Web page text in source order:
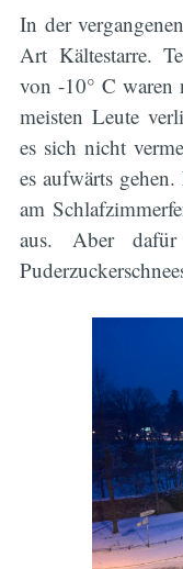
In der
Art Kältestarre.
von -10° C waren
meisten Leute
es sich nicht
es aufwärts
am
aus. Aber